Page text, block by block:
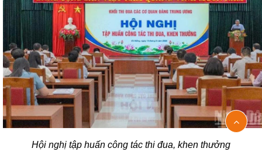
Hội nghị tập huấn công tác thi đua, khen thưởng